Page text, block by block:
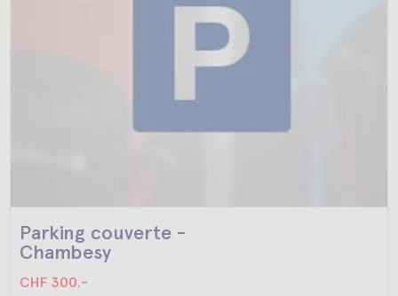
Parking couverte -
Chambesy
CHF 300.-